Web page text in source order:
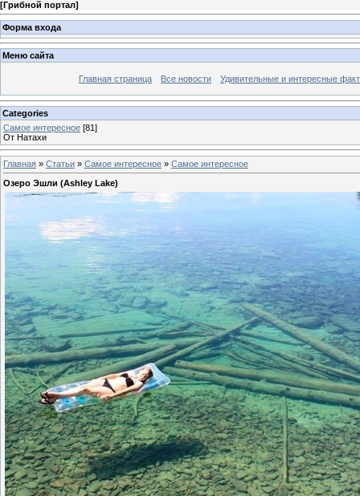
[Грибной портал]
Форма входа
Меню сайта
Главная страница Все новости Удивительные и интересные
Categories
Самое интересное [81]
От Натахи
Главная » Статьи » Самое интересное » Самое интересное
Озеро Эшли (Ashley Lake)